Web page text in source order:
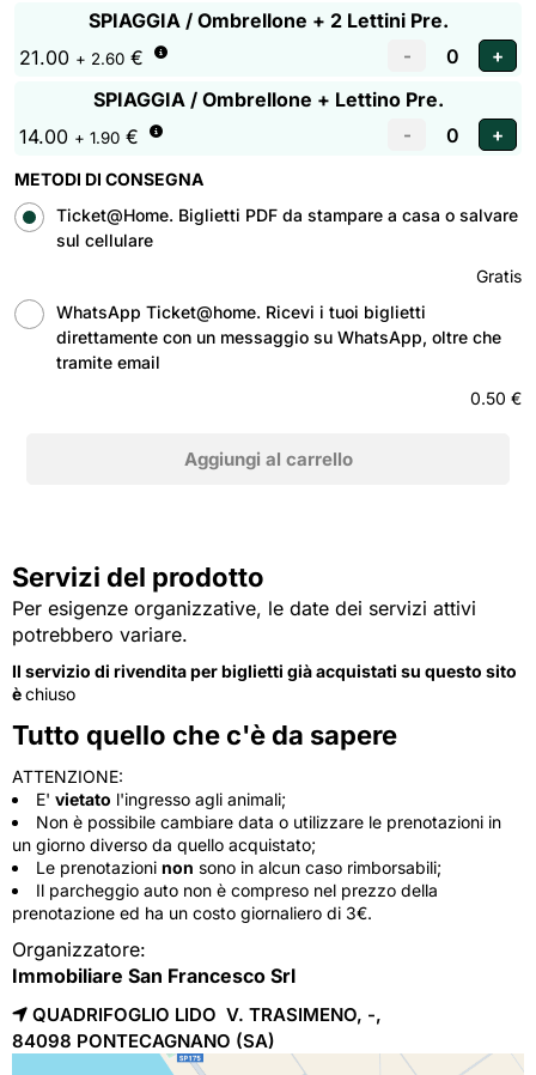
SPIAGGIA / Ombrellone + 2 Lettini Pre.
21.00 + 2.60 €
SPIAGGIA / Ombrellone + Lettino Pre.
14.00 + 1.90 €
METODI DI CONSEGNA
Ticket@Home. Biglietti PDF da stampare a casa o salvare
sul cellulare
Gratis
WhatsApp Ticket@home. Ricevi i tuoi biglietti
direttamente con un messaggio su WhatsApp, oltre che
tramite email
0.50 €
Servizi del prodotto
Per esigenze organizzative, le date dei servizi attivi
potrebbero variare.
Il servizio di rivendita per biglietti già acquistati su questo sito
èchiuso
Tutto quello che c'è da sapere
ATTENZIONE:
E' vietato l'ingresso agli animali;
Non è possibile cambiare data o utilizzare le prenotazioni in
un giorno diverso da quello acquistato;
Le prenotazioni non sono in alcun caso rimborsabili;
Il parcheggio auto non è compreso nel prezzo della
prenotazione ed ha un costo giornaliero di 3€.
Organizzatore:
Immobiliare San Francesco Srl
QUADRIFOGLIO LIDO V. TRASIMENO, -,
84098 PONTECAGNANO (SA)